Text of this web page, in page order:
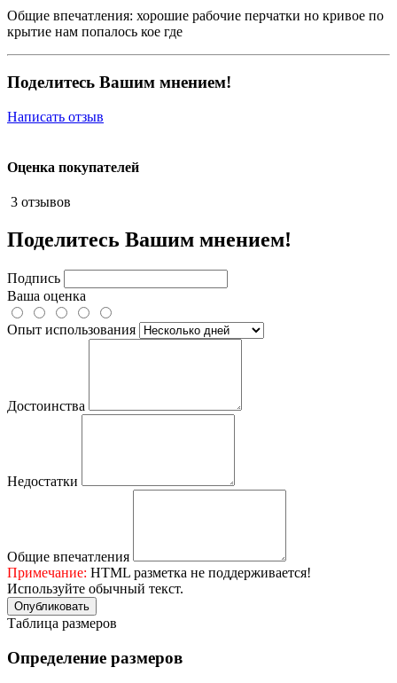
Общие впечатления: хорошие рабочие перчатки но кривое по
крытие нам попалось кое где
Поделитесь Вашим мнением!
Написать отзыв
Оценка покупателей
3 отзывов
Поделитесь Вашим мнением!
Подпись
Ваша оценка
Опыт использования
Достоинства
Недостатки
Общие впечатления
Примечание: HTML разметка не поддерживается!
Используйте обычный текст.
Опубликовать
Таблица размеров
Определение размеров